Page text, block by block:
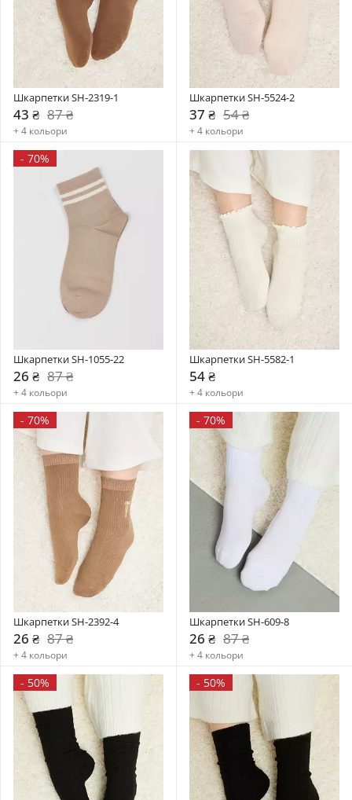
Шкарпетки SH-2319-1
43 ₴ 87 ₴
+ 4 кольори
Шкарпетки SH-5524-2
37 ₴ 54 ₴
+ 4 кольори
- 70%
Шкарпетки SH-1055-22
26 ₴ 87 ₴
+ 4 кольори
Шкарпетки SH-5582-1
54 ₴
+ 4 кольори
- 70%
Шкарпетки SH-2392-4
26 ₴ 87 ₴
+ 4 кольори
- 70%
Шкарпетки SH-609-8
26 ₴ 87 ₴
+ 4 кольори
- 50% - 50%